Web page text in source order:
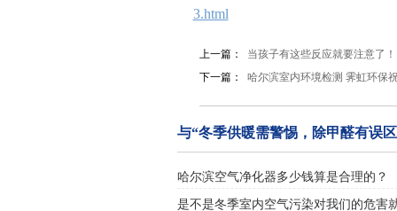
3.html
上一篇：
当孩子有这些反应就要注意了！
下一篇：
哈尔滨室内环境检测 霁虹环保
与“冬季供暖需警惕，除甲醛有误
哈尔滨空气净化器多少钱算是合理的？
是不是冬季室内空气污染对我们的危害